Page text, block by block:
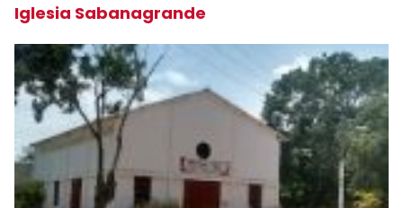
Iglesia Sabanagrande